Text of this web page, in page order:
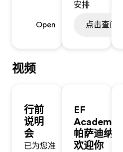
Open
安排
点击查阅
视频
行前
说明
会
已为您准
EF
Academy
帕萨迪纳
欢迎你